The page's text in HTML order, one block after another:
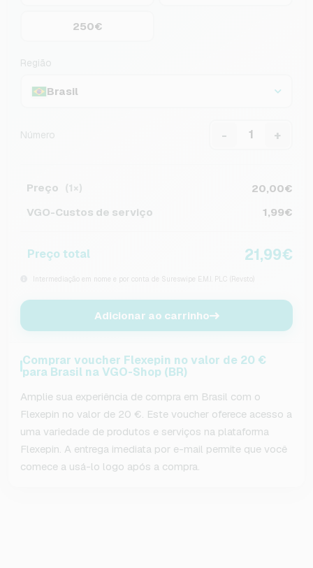
250€
Região
Brasil
Número - +
Preço (1×)
20,00€
VGO-Custos de serviço
1,99€
Preço total 21,99€
Intermediação em nome e por conta de Sureswipe E.M.I. PLC (Revsto)
Adicionar ao carrinho
Comprar voucher Flexepin no valor de 20 €
para Brasil na VGO-Shop (BR)
Amplie sua experiência de compra em Brasil com o
Flexepin no valor de 20 €. Este voucher oferece acesso a
uma variedade de produtos e serviços na plataforma
Flexepin. A entrega imediata por e-mail permite que você
comece a usá-lo logo após a compra.